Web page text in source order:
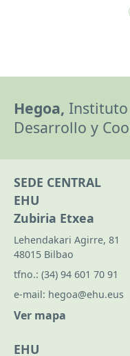
Hegoa, Instituto
Desarrollo y
SEDE CENTRAL
EHU
Zubiria Etxea
Lehendakari Agirre, 81
48015 Bilbao
tfno.: (34) 94 601 70 91
e-mail: hegoa@ehu.eus
Ver mapa
EHU